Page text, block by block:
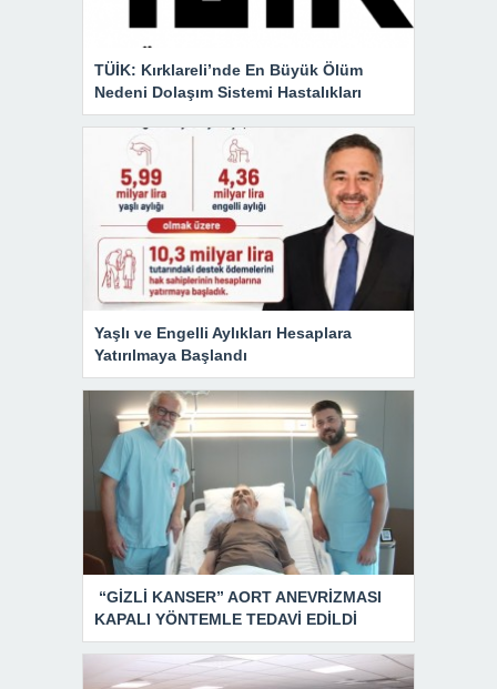
TÜİK: Kırklareli’nde En Büyük Ölüm
Nedeni Dolaşım Sistemi Hastalıkları
Yaşlı ve Engelli Aylıkları Hesaplara
Yatırılmaya Başlandı
“GİZLİ KANSER” AORT ANEVRİZMASI
KAPALI YÖNTEMLE TEDAVİ EDİLDİ